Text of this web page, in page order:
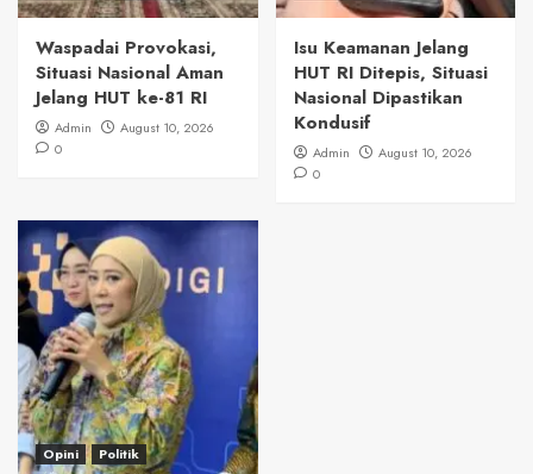
Waspadai Provokasi,
Situasi Nasional Aman
Jelang HUT ke-81 RI
Admin
August 10, 2026
0
Isu Keamanan Jelang
HUT RI Ditepis, Situasi
Nasional Dipastikan
Kondusif
Admin
August 10, 2026
0
Opini Politik